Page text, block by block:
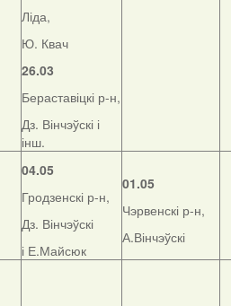
Ліда,
Ю. Квач
26.03
Бераставіцкі р-н,
Дз. Вінчэўскі і
інш.
04.05
Гродзенскі р-н,
Дз. Вінчэўскі
і Е.Майсюк
01.05
Чэрвенскі р-н,
А.Вінчэўскі